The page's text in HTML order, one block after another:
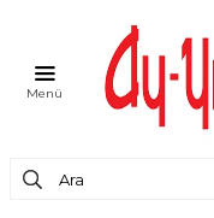
Menü